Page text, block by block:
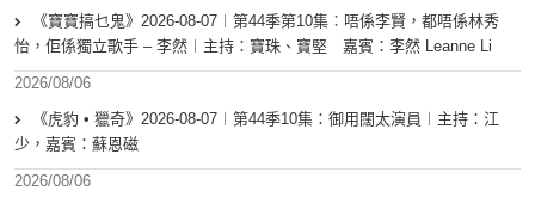
《寶寶搞乜鬼》2026-08-07︱第44季第10集︰唔係李賢，都唔係林秀
怡，佢係獨立歌手 – 李然︱主持：寶珠、寶堅 嘉賓：李然 Leanne Li
2026/08/06
《虎豹 • 獵奇》2026-08-07︱第44季10集：御用闊太演員︱主持：江
少，嘉賓：蘇恩磁
2026/08/06